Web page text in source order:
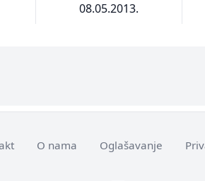
08.05.2013.
O nama Oglašavanje